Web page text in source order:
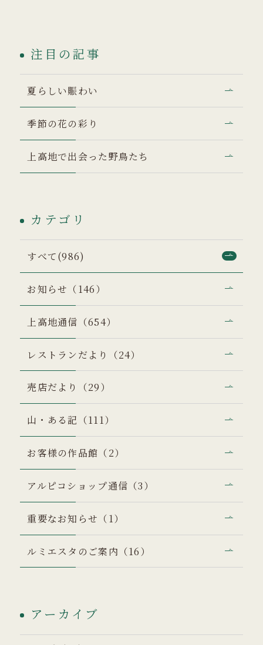
注目の記事
夏らしい賑わい
季節の花の彩り
上高地で出会った野鳥たち
カテゴリ
すべて(986)
お知らせ（146）
上高地通信（654）
レストランだより（24）
売店だより（29）
山・ある記（111）
お客様の作品館（2）
アルピコショップ通信（3）
重要なお知らせ（1）
ルミエスタのご案内（16）
アーカイブ